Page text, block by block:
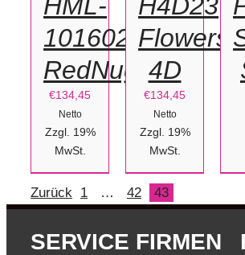
101602
RedNugget
€134,45
Netto
Zzgl. 19%
MwSt.
Flowers-
4D
€134,45
Netto
Zzgl. 19%
MwSt.
Zurück 1 … 42 43
SERVICE FIRMEN